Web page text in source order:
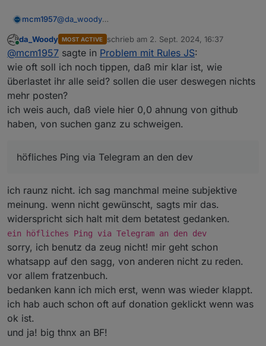
mcm1957@da_woody
Bluefox bekommt soviele Github Mails dass er diese
nicht lesen kann. Ich hab zeitweise auch bis zu 1000
Mails v Github an einem Tag. Noch schaff ich es mit
Regeln die unwichtigen zu löschen.Dass dabei was
verloren geht kann ich aber nicht
ausschliessen.Aber ich verstehe voll wenn Bluefox
Mails v Github prinzipiell deaktiviert. Und bei java-
script ist er uch nicht Hauptmaintainer ...
Lange Rede kurzer Sinn
Bevor hier lange geraunzt wird sendet doch im
Bedarfsfall bitte ein höfliches Ping via Telegram an
den dev.
Und von mir ein DANKE dass BF sichcdas ansieht.
Online
da_Woody MOST ACTIVE schrieb am 2. Sept. 2024, 16:37
zuletzt editiert von
@mcm1957 sagte in Problem mit Rules JS:
wie oft soll ich noch tippen, daß mir klar ist, wie
überlastet ihr alle seid? sollen die user deswegen nichts
mehr posten?
ich weis auch, daß viele hier 0,0 ahnung von github
haben, von suchen ganz zu schweigen.
höfliches Ping via Telegram an den dev
ich raunz nicht. ich sag manchmal meine subjektive
meinung. wenn nicht gewünscht, sagts mir das.
widerspricht sich halt mit dem betatest gedanken.
ein höfliches Ping via Telegram an den dev
sorry, ich benutz da zeug nicht! mir geht schon
whatsapp auf den sagg, von anderen nicht zu reden.
vor allem fratzenbuch.
bedanken kann ich mich erst, wenn was wieder klappt.
ich hab auch schon oft auf donation geklickt wenn was
ok ist.
und ja! big thnx an BF!